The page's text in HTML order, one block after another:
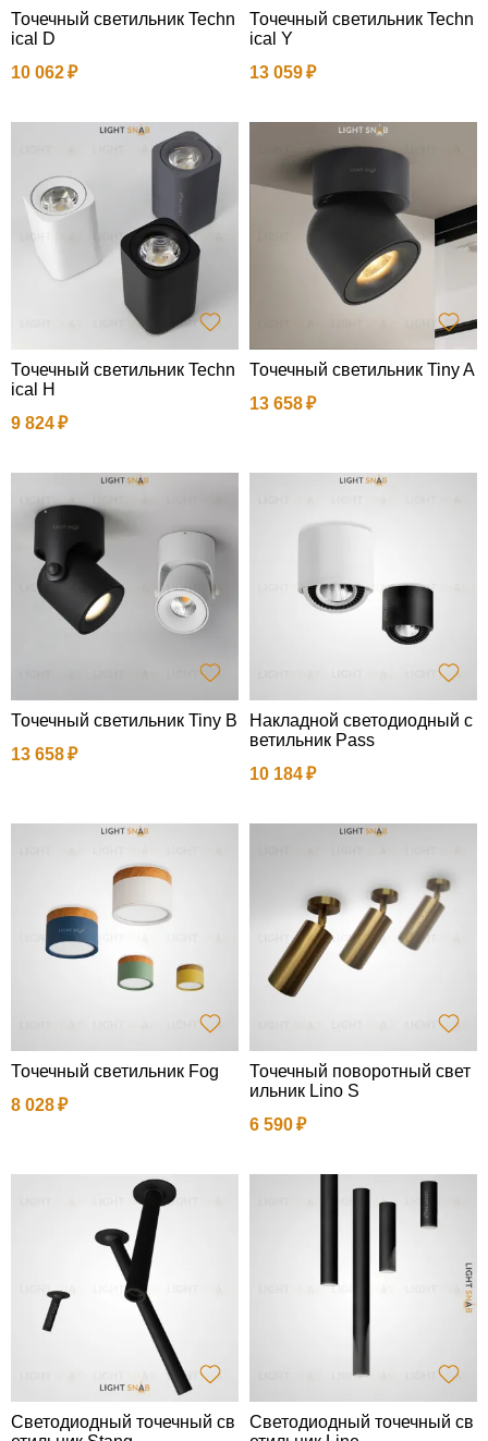
Точечный светильник Techn
ical D
10 062
Точечный светильник Techn
ical Y
13 059
Точечный светильник Techn
ical H
9 824
Точечный светильник Tiny A
13 658
Точечный светильник Tiny B
13 658
Накладной светодиодный с
ветильник Pass
10 184
Точечный светильник Fog
8 028
Точечный поворотный свет
ильник Lino S
6 590
Светодиодный точечный св
Светодиодный точечный св